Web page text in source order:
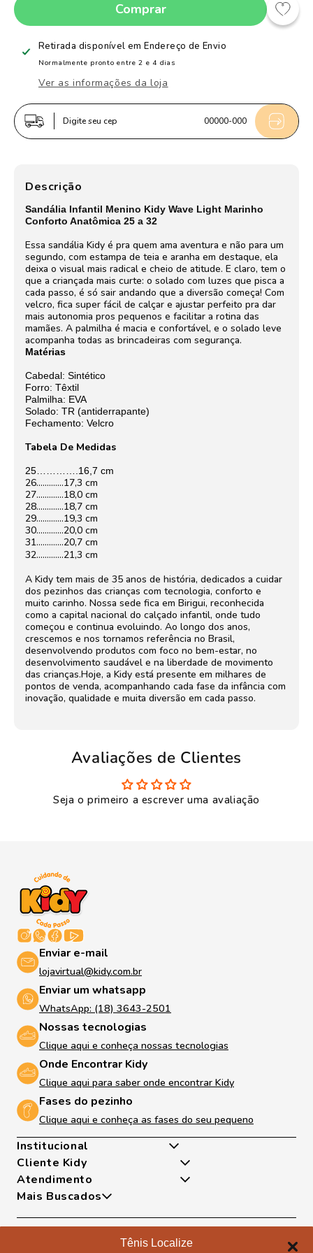
Tênis Localize
de
Sandália
Infantil
Menino
Marinho
Velcro
Luz
Led
quantidade
de
Sandália
Infantil
Menino
Velcro
Led
Comprar
Retirada disponível emEndereço de Envio
Normalmente pronto entre 2 e 4 dias
Ver as informações da loja
Digite seu cep 00000-000
Descrição
Sandália Infantil Menino Kidy Wave Light Marinho
Conforto Anatômica 25 a 32
Essa sandália Kidy é pra quem ama aventura e não para um
segundo, com estampa de teia e aranha em destaque, ela
deixa o visual mais radical e cheio de atitude. E claro, tem o
que a criançada mais curte: o solado com luzes que pisca a
cada passo, é só sair andando que a diversão começa! Com
velcro, fica super fácil de calçar e ajustar perfeito pra dar
mais autonomia pros pequenos e facilitar a rotina das
mamães. A palmilha é macia e confortável, e o solado leve
acompanha todas as brincadeiras com segurança.
Matérias
Cabedal: Sintético
Forro: Têxtil
Palmilha: EVA
Solado: TR (antiderrapante)
Fechamento: Velcro
Tabela De Medidas
25………….16,7 cm
26………….17,3 cm
27………….18,0 cm
28………….18,7 cm
29………….19,3 cm
30………….20,0 cm
31………….20,7 cm
32………….21,3 cm
A Kidy tem mais de 35 anos de história, dedicados a cuidar
dos pezinhos das crianças com tecnologia, conforto e
muito carinho. Nossa sede fica em Birigui, reconhecida
como a capital nacional do calçado infantil, onde tudo
começou e continua evoluindo. Ao longo dos anos,
crescemos e nos tornamos referência no Brasil,
desenvolvendo produtos com foco no bem-estar, no
desenvolvimento saudável e na liberdade de movimento
das crianças.Hoje, a Kidy está presente em milhares de
pontos de venda, acompanhando cada fase da infância com
inovação, qualidade e muita diversão em cada passo.
Avaliações de Clientes
Seja o primeiro a escrever uma avaliação
Enviar e-mail
lojavirtual@kidy.com.br
Enviar um whatsapp
WhatsApp: (18) 3643-2501
Nossas tecnologias
Clique aqui e conheça nossas tecnologias
Onde Encontrar Kidy
Clique aqui para saber onde encontrar Kidy
Fases do pezinho
Clique aqui e conheça as fases do seu pequeno
Institucional
Quem somos
Nossas Tecnologias
Fases Dos Pezinhos
Dúvidas Frequentes
Trocas e Devoluções
Cliente Kidy
Minha Conta
Atendimento
Exceto Feriados
WhatsApp: (18) 99817-5951
Mais Buscados
Tênis